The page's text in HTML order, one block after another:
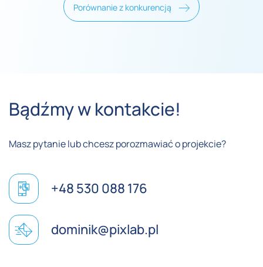
Porównanie z konkurencją
Bądźmy w kontakcie!
Masz pytanie lub chcesz porozmawiać o projekcie?
+48 530 088 176
dominik@pixlab.pl